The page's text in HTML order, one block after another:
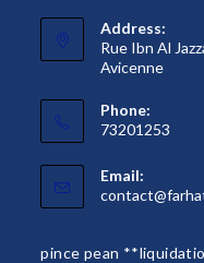
Address:
Rue Ibn Al
Avicenne
Phone:
73201253
Email:
pince pean